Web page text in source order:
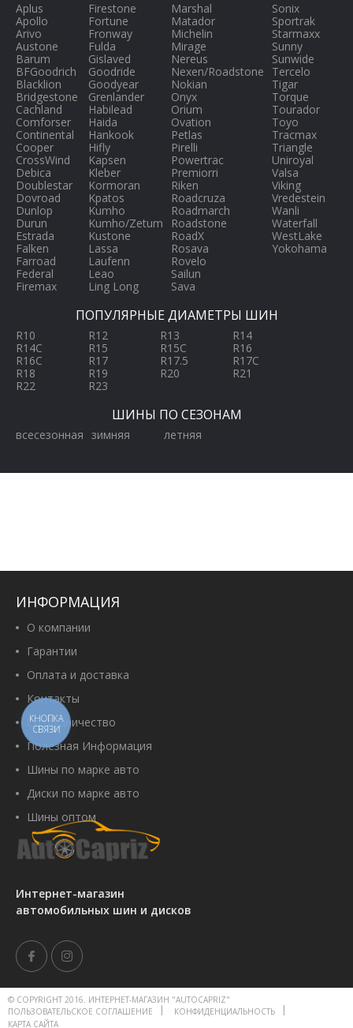
Aplus
Apollo
Arivo
Austone
Barum
BFGoodrich
Blacklion
Bridgestone
Cachland
Comforser
Continental
Cooper
CrossWind
Debica
Doublestar
Dovroad
Dunlop
Durun
Estrada
Falken
Farroad
Federal
Firemax
Firestone
Fortune
Fronway
Fulda
Gislaved
Goodride
Goodyear
Grenlander
Habilead
Haida
Hankook
Hifly
Kapsen
Kleber
Kormoran
Kpatos
Kumho
Kumho/Zetum
Kustone
Lassa
Laufenn
Leao
Ling Long
Marshal
Matador
Michelin
Mirage
Nereus
Nexen/Roadstone
Nokian
Onyx
Orium
Ovation
Petlas
Pirelli
Powertrac
Premiorri
Riken
Roadcruza
Roadmarch
Roadstone
RoadX
Rosava
Rovelo
Sailun
Sava
Sonix
Sportrak
Starmaxx
Sunny
Sunwide
Tercelo
Tigar
Torque
Tourador
Toyo
Tracmax
Triangle
Uniroyal
Valsa
Viking
Vredestein
Wanli
Waterfall
WestLake
Yokohama
ПОПУЛЯРНЫЕ ДИАМЕТРЫ ШИН
R10 R12 R13
R14
R14C
R15 R15C
R16
R16C
R17 R17.5
R17C
R18
R19 R20
R21
R22
R23
ШИНЫ ПО СЕЗОНАМ
всесезонная зимняя летняя
Интернет-магазин
автомобильных шин и дисков
ИНФОРМАЦИЯ
О компании
Гарантии
Оплата и доставка
Контакты
Сотрудничество
Полезная Информация
Шины по марке авто
Диски по марке авто
Шины оптом
© COPYRIGHT 2016. ИНТЕРНЕТ-МАГАЗИН "AUTOCAPRIZ"
ПОЛЬЗОВАТЕЛЬСКОЕ СОГЛАШЕНИЕ
КОНФИДЕНЦИАЛЬНОСТЬ
КАРТА САЙТА
КНОПКА
СВЯЗИ